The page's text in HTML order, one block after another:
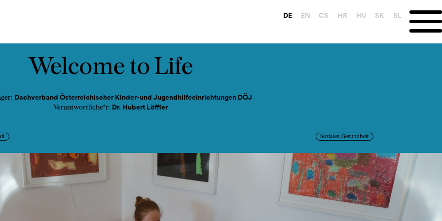
DE EN CS HR HU SK SL
Kontakt
Welcome to Life
Dachverband Österreichischer Kinder-und Jugendhilfeeinrichtungen DÖJ
Verantwortliche*r: Dr. Hubert Löffler
Soziales, Gesundheit